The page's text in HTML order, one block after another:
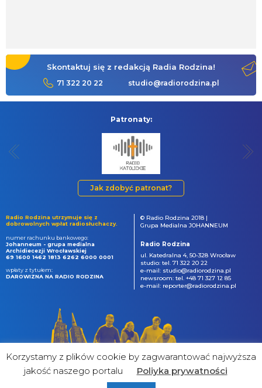
Skontaktuj się z redakcją Radia Rodzina!
71 322 20 22 studio@radiorodzina.pl
Patronaty:
Jak zdobyć patronat?
Radio Rodzina utrzymuje się z
dobrowolnych wpłat radiosłuchaczy.
numer rachunku bankowego:
Johanneum - grupa medialna
Archidiecezji Wrocławskiej
69 1600 1462 1813 6262 6000 0001
wpłaty z tytułem:
DAROWIZNA NA RADIO RODZINA
© Radio Rodzina 2018 |
Grupa Medialna JOHANNEUM
Radio Rodzina
ul. Katedralna 4, 50-328 Wrocław
studio: tel. 71 322 20 22
e-mail: studio@radiorodzina.pl
newsroom: tel. +48 71 327 12 85
e-mail: reporter@radiorodzina.pl
Korzystamy z plików cookie by zagwarantować najwyższa
jakość naszego portalu
Poliyka prywatności